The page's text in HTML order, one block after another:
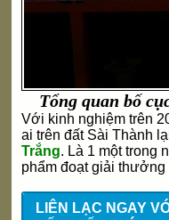
Tổng quan bố
Với kinh nghiệm trên
ai trên đất Sài Thành
Trắng. Là 1 một trong
phẩm đoạt giải thưởng
LIÊN LẠC NGAY